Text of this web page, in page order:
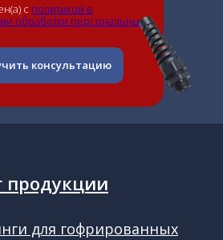
с политикой в
обработки персональных
консультацию
продукции
для гофрированных